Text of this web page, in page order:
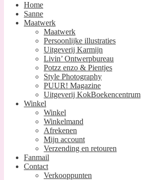
Home
Sanne
Maatwerk
Maatwerk
Persoonlijke illustraties
Uitgeverij Karmijn
Livin’ Ontwerpbureau
Potzz enzo & Pientjes
Style Photography
PUUR! Magazine
Uitgeverij KokBoekencentrum
Winkel
Winkel
Winkelmand
Afrekenen
Mijn account
Verzending en retouren
Fanmail
Contact
Verkooppunten